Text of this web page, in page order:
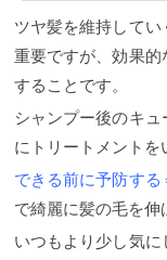
ツヤ髪を維持して
重要ですが、効果
することです。
シャンプー後のキ
にトリートメントを
できる前に予防す
で綺麗に髪の毛を伸
いつもより少し気